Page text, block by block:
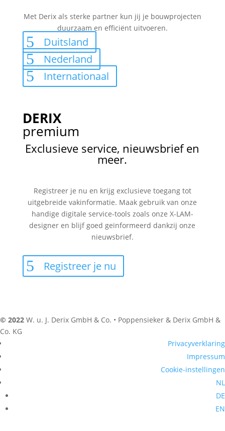
Met Derix als sterke partner kun jij je bouwprojecten
duurzaam en efficiënt uitvoeren.
Duitsland
Nederland
Internationaal
DERIX
premium
Exclusieve service, nieuwsbrief en
meer.
Registreer je nu en krijg exclusieve toegang tot
uitgebreide vakinformatie. Maak gebruik van onze
handige digitale service-tools zoals onze X-LAM-
designer en blijf goed geïnformeerd dankzij onze
nieuwsbrief.
Registreer je nu
© 2022 W. u. J. Derix GmbH & Co. • Poppensieker & Derix GmbH &
Co. KG
Privacyverklaring
Impressum
Cookie-instellingen
NL
DE
EN